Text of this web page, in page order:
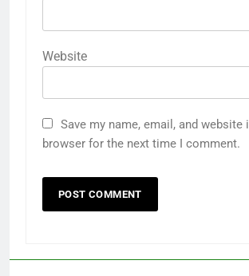
Website
Save my name, email, and website
browser for the next time I comment.